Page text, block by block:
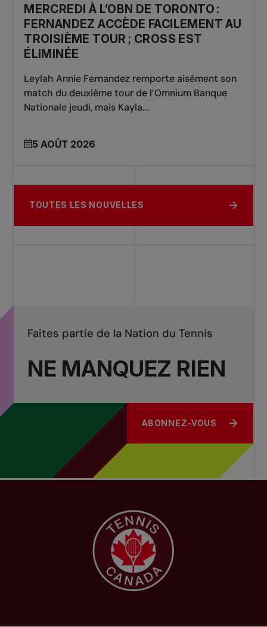
MERCREDI À L’OBN DE TORONTO :
FERNANDEZ ACCÈDE FACILEMENT AU
TROISIÈME TOUR ; CROSS EST
ÉLIMINÉE
Leylah Annie Fernandez remporte aisément son
match du deuxième tour de l’Omnium Banque
Nationale jeudi, mais Kayla...
5 AOÛT 2026
TOUTES LES NOUVELLES
NE MANQUEZ RIEN
Faites partie de la Nation du Tennis
ABONNEZ-VOUS